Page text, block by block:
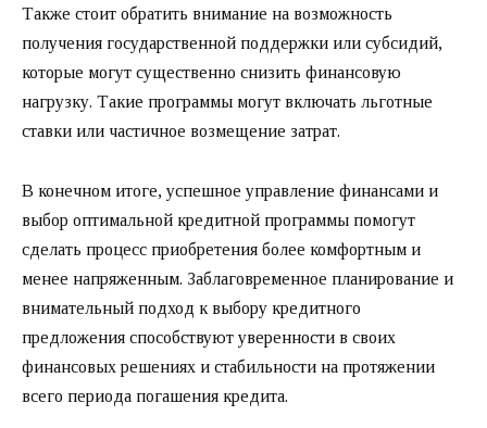
Также стоит обратить внимание на возможность
получения государственной поддержки или субсидий,
которые могут существенно снизить финансовую
нагрузку. Такие программы могут включать льготные
ставки или частичное возмещение затрат.
В конечном итоге, успешное управление финансами и
выбор оптимальной кредитной программы помогут
сделать процесс приобретения более комфортным и
менее напряженным. Заблаговременное планирование и
внимательный подход к выбору кредитного
предложения способствуют уверенности в своих
финансовых решениях и стабильности на протяжении
всего периода погашения кредита.